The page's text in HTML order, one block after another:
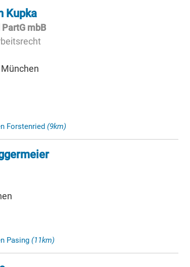
Kupka
mbB
Forstenried (9km)
Pasing (11km)